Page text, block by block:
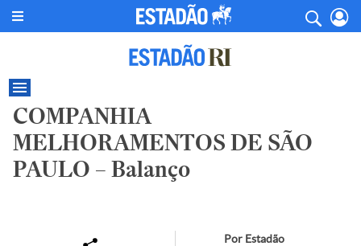
COMPANHIA
MELHORAMENTOS DE SÃO
PAULO – Balanço
Por Estadão